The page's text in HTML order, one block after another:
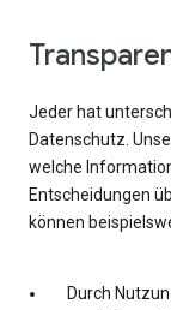
Jeder hat
Datenschutz.
welche
Entscheidungen
können
Durch